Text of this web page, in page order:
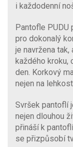
i každodenní
Pantofle PUDU
pro dokonalý
je navržena
každého kroku,
den. Korkový
nejen na
Svršek pantoflí
nejen dlouhou
přináší k
se přizpůsobí